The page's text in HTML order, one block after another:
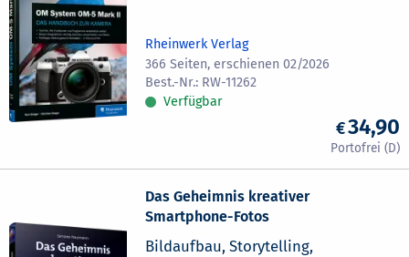
Rheinwerk Verlag
366 Seiten, erschienen 02/2026
RW-11262
Verfügbar
34,90
Das Geheimnis kreativer
Smartphone-Fotos
Bildaufbau, Storytelling,